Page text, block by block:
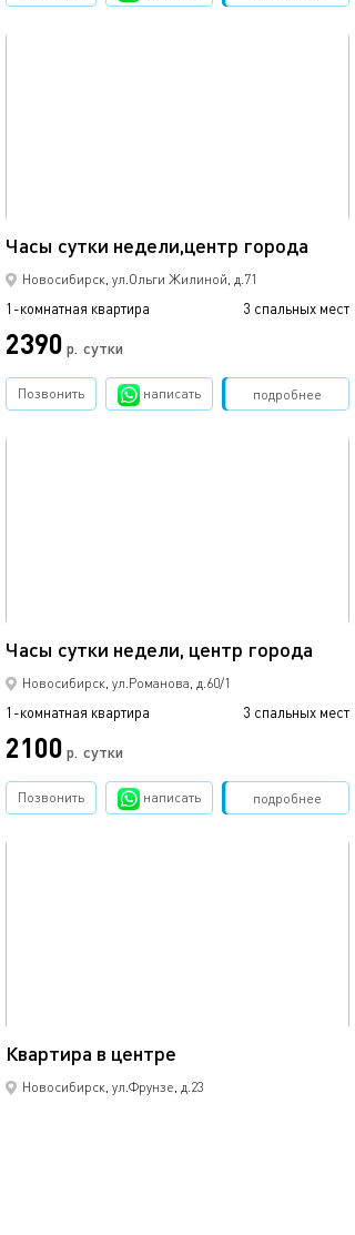
Часы сутки недели,центр города
Новосибирск, ул.Ольги Жилиной, д.71
1-комнатная квартира 3 спальных мест
2390 р. сутки
подробнее
Позвонить написать Забронировать
Часы сутки недели, центр города
Новосибирск, ул.Романова, д.60/1
1-комнатная квартира 3 спальных мест
2100 р. сутки
подробнее
Позвонить написать Забронировать
Квартира в центре
Новосибирск, ул.Фрунзе, д.23